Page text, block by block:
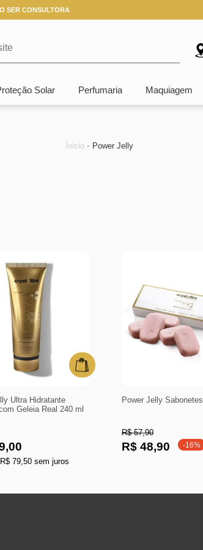
SER CONSULTORA
Solar Perfumaria Maquiagem
Ínicio • Power Jelly
Ultra Hidratante
Geleia Real 240 ml
79,50 sem juros
Power Jelly Sabonetes
-16%
R$ 57,90
R$ 48,90